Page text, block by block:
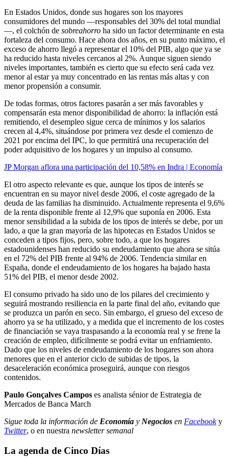
En Estados Unidos, donde sus hogares son los mayores
consumidores del mundo —responsables del 30% del total mundial
—, el colchón de sobreahorro ha sido un factor determinante en esta
fortaleza del consumo. Hace ahora dos años, en su punto máximo, el
exceso de ahorro llegó a representar el 10% del PIB, algo que ya se
ha reducido hasta niveles cercanos al 2%. Aunque siguen siendo
niveles importantes, también es cierto que su efecto será cada vez
menor al estar ya muy concentrado en las rentas más altas y con
menor propensión a consumir.
De todas formas, otros factores pasarán a ser más favorables y
compensarán esta menor disponibilidad de ahorro: la inflación está
remitiendo, el desempleo sigue cerca de mínimos y los salarios
crecen al 4,4%, situándose por primera vez desde el comienzo de
2021 por encima del IPC, lo que permitirá una recuperación del
poder adquisitivo de los hogares y un impulso al consumo.
JP Morgan aflora una participación del 10,58% en Indra | Economía
El otro aspecto relevante es que, aunque los tipos de interés se
encuentran en su mayor nivel desde 2006, el coste agregado de la
deuda de las familias ha disminuido. Actualmente representa el 9,6%
de la renta disponible frente al 12,9% que suponía en 2006. Esta
menor sensibilidad a la subida de los tipos de interés se debe, por un
lado, a que la gran mayoría de las hipotecas en Estados Unidos se
conceden a tipos fijos, pero, sobre todo, a que los hogares
estadounidenses han reducido su endeudamiento que ahora se sitúa
en el 72% del PIB frente al 94% de 2006. Tendencia similar en
España, donde el endeudamiento de los hogares ha bajado hasta
51% del PIB, el menor desde 2002.
El consumo privado ha sido uno de los pilares del crecimiento y
seguirá mostrando resiliencia en la parte final del año, evitando que
se produzca un parón en seco. Sin embargo, el grueso del exceso de
ahorro ya se ha utilizado, y a medida que el incremento de los costes
de financiación se vaya traspasando a la economía real y se frene la
creación de empleo, difícilmente se podrá evitar un enfriamiento.
Dado que los niveles de endeudamiento de los hogares son ahora
menores que en el anterior ciclo de subidas de tipos, la
desaceleración económica proseguirá, aunque con riesgos
contenidos.
Paulo Gonçalves Campos es analista sénior de Estrategia de
Mercados de Banca March
Sigue toda la información de Economía y Negocios en Facebooky
Twitter, o en nuestra newsletter semanal
La agenda de Cinco Días